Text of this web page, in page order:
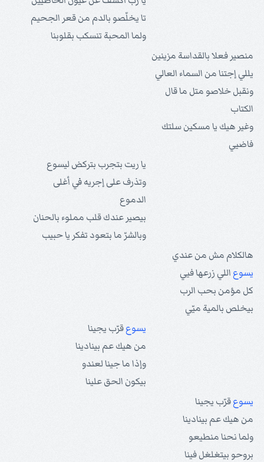
تا يخلّصو بالدم من قعر الجحيم
ولما المحبة تنسكب بقلوبنا
منصير فعلا بالقداسة مزينين
يللي إجتنا من السماء العالي
ونقبل خلاصو متل ما قال
الكتاب
وغير هيك يا مسكين سلتك
فاضيي
يا ريت بتجرب بتركض ليسوع
وتذرف على إجريه في أغلى
الدموع
بيصير عندك قلب مملوء بالحنان
وبالشرّ ما بتعود تفكر يا حبيب
هالكلام مش من عندي
يسوع اللي زرعها فيي
كل مؤمن بحب الرب
بيخلص بالمية ميّي
يسوعقرّب يجينا
من هيك عم بينادينا
وإذا ما جينا لعندو
بيكون الحق علينا
يسوعقرّب يجينا
من هيك عم بينادينا
ولما نحنا منطيعو
بروحو بيتغلغل فينا